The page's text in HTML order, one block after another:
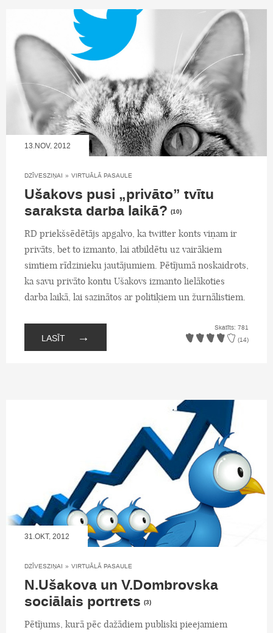
13.NOV, 2012
DZĪVESZIŅAI » VIRTUĀLĀ PASAULE
Ušakovs pusi „privāto” tvītu
saraksta darba laikā? (10)
RD priekšsēdētājs apgalvo, ka twitter konts viņam ir
privāts, bet to izmanto, lai atbildētu uz vairākiem
simtiem rīdzinieku jautājumiem. Pētījumā noskaidrots,
ka savu privāto kontu Ušakovs izmanto lielākoties
darba laikā, lai sazinātos ar politiķiem un žurnālistiem.
LASĪT →
Skatīts: 781
(14)
31.OKT, 2012
DZĪVESZIŅAI » VIRTUĀLĀ PASAULE
N.Ušakova un V.Dombrovska
sociālais portrets (3)
Pētījums, kurā pēc dažādiem publiski pieejamiem